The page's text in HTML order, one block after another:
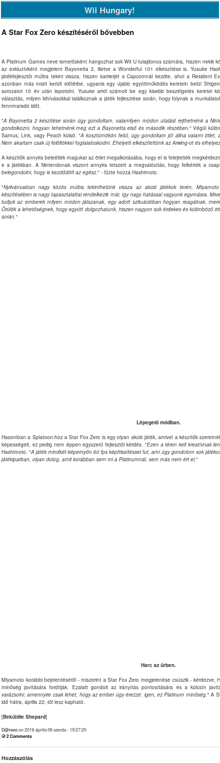
Wii Hungary!
A Star Fox Zero készítéséről bővebben
A Platinum Games neve ismerősként hangozhat sok Wii U tulajdonos számára, hiszen nekik
az exkluzívként megjelent Bayonetta 2, illetve a Wonderful 101 elkészítése is. Yusuke
játékfejlesztői múltra tekint vissza, hiszen karrierjét a Capcomnál kezdte, ahol a Resident
azonban más miatt került előtérbe, ugyanis egy újabb együttműködés keretein belül
sorozatot 10 év után leporolni. Yusuke arról számolt be egy kisebb beszélgetés keretei
választás, milyen kihívásokkal találkoznak a játék fejlesztése során, hogy folynak a
fennmaradó időt.
"A Bayonetta 2 készítése során úgy gondoltam, valamilyen módon utalást rejthetnénk a
gondolkozni, hogyan tehetnénk meg ezt a Bayonetta első és második részében." Végül
Samus, Link, vagy Peach külső. "A kosztümökön felül, úgy gondoltam jól állna valami ötlet,
Nem akartam csak új felöltökkel foglalatoskodni. Ehelyett elkészítettünk az Arwing-ot és
A készítők annyira beleélték magukat az ötlet megalkotásába, hogy el is felejtették
e a játékban. A Nintendonak viszont annyira tetszett a megvalósítás, hogy felkérték a
belegondolni, hogy is kezdődött az egész." - fűzte hozzá Hashimoto.
"Nyilvánvalóan nagy közös múltra tekinthetünk vissza az akció játékok terén,
készítésében is nagy tapasztalattal rendelkezik már, így nagy hatással vagyunk egymásra.
tudjuk az emberek milyen módon játszanak, egy adott szituációban hogyan reagálnak,
Örülök a lehetőségnek, hogy együtt dolgozhatunk, hiszen nagyon sok érdekes és különböző
során."
Lépegető módban.
Hasonlóan a Splatoon-hoz a Star Fox Zero is egy olyan akció játék, amivel a készítők
képességeit, ez pedig nem éppen egyszerű fejlesztői kérdés. "Ezen a téren kell kreatívnak
Hashimoto. "A játék mindkét képernyőn 60 fps képfrissítéssel fut, ami úgy gondolom sok
játékiparban, olyan dolog, amit korábban sem mi a Platinumnál, sem más nem ért el."
Harc az űrben.
Miyamoto korábbi bejelentéséről - miszerint a Star Fox Zero megjelenése csúszik -
minőség javítására fordítják. Ezalatt gondolt az irányítás pontosítására és a külcsín
varázsolni, amennyire csak lehet, hogy az ember úgy érezze: igen, ez Platinum minőség." A
idő hátra, április 22.-től lesz kapható.
[Beküldte Shepard]
D@reeoon 2016 április 06 szerda - 19:27:20
2 Comments
Hozzászólás